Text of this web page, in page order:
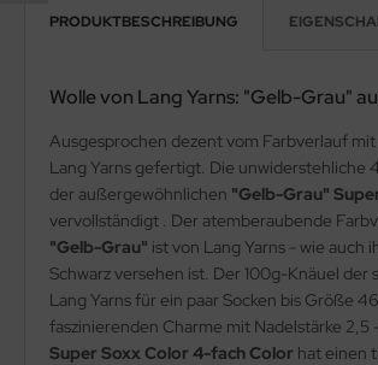
PRODUKTBESCHREIBUNG
Wolle von Lang Yarns: "Gelb-Grau"
Ausgesprochen dezent vom Farbverlauf
Lang Yarns gefertigt. Die unwiderstehliche
der außergewöhnlichen "Gelb-Grau"
vervollständigt . Der atemberaubende
"Gelb-Grau" ist von Lang Yarns - wie
Schwarz versehen ist. Der 100g-Knäuel
Lang Yarns für ein paar Socken bis Größe
faszinierenden Charme mit Nadelstärke
Super Soxx Color 4-fach Color hat einen